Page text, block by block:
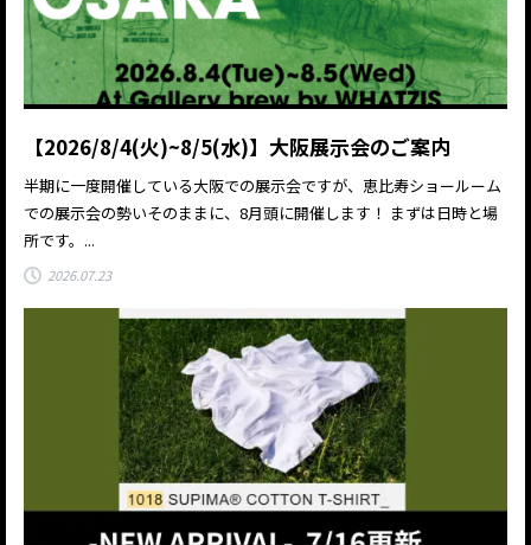
【2026/8/4(火)~8/5(水)】大阪展示会のご案内
半期に一度開催している大阪での展示会ですが、恵比寿ショールーム
での展示会の勢いそのままに、8月頭に開催します！ まずは日時と場
所です。...
2026.07.23